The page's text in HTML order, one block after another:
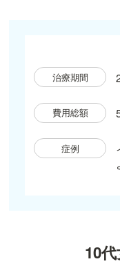
治療期間
費用総額
症例
10